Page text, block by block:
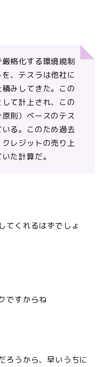
格化する環境規制
、テスラは他社に
みしてきた。この
て計上され、この
則）ベースのテス
る。このため過去
レジットの売り上
た計算だ。
てくれるはずでしょ
ですからね
ろうから、早いうちに